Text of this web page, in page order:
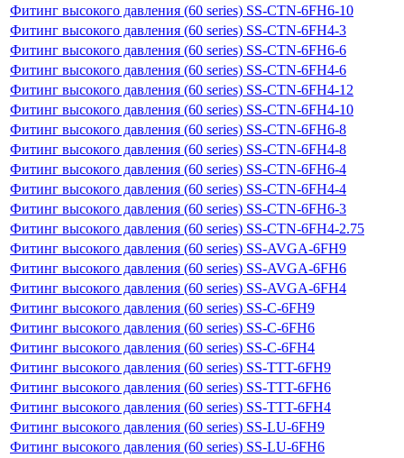
Фитинг высокого давления (60 series) SS-CTN-6FH6-10
Фитинг высокого давления (60 series) SS-CTN-6FH4-3
Фитинг высокого давления (60 series) SS-CTN-6FH6-6
Фитинг высокого давления (60 series) SS-CTN-6FH4-6
Фитинг высокого давления (60 series) SS-CTN-6FH4-12
Фитинг высокого давления (60 series) SS-CTN-6FH4-10
Фитинг высокого давления (60 series) SS-CTN-6FH6-8
Фитинг высокого давления (60 series) SS-CTN-6FH4-8
Фитинг высокого давления (60 series) SS-CTN-6FH6-4
Фитинг высокого давления (60 series) SS-CTN-6FH4-4
Фитинг высокого давления (60 series) SS-CTN-6FH6-3
Фитинг высокого давления (60 series) SS-CTN-6FH4-2.75
Фитинг высокого давления (60 series) SS-AVGA-6FH9
Фитинг высокого давления (60 series) SS-AVGA-6FH6
Фитинг высокого давления (60 series) SS-AVGA-6FH4
Фитинг высокого давления (60 series) SS-C-6FH9
Фитинг высокого давления (60 series) SS-C-6FH6
Фитинг высокого давления (60 series) SS-C-6FH4
Фитинг высокого давления (60 series) SS-TTT-6FH9
Фитинг высокого давления (60 series) SS-TTT-6FH6
Фитинг высокого давления (60 series) SS-TTT-6FH4
Фитинг высокого давления (60 series) SS-LU-6FH9
Фитинг высокого давления (60 series) SS-LU-6FH6